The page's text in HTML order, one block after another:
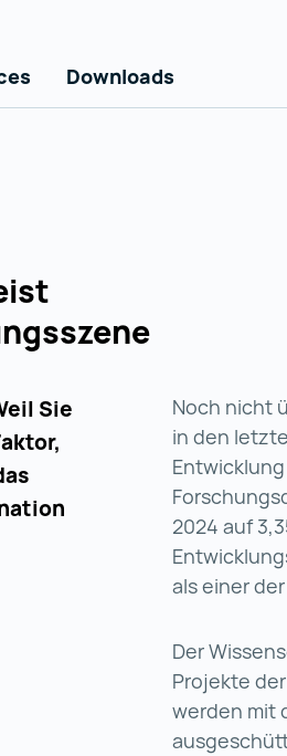
Downloads
Sie
Noch nicht
in den
2024 auf
als einer
Der
Projekte
werden mit